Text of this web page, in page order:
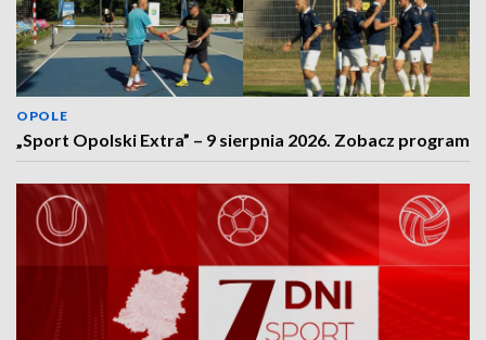
OPOLE
„Sport Opolski Extra” – 9 sierpnia 2026. Zobacz program